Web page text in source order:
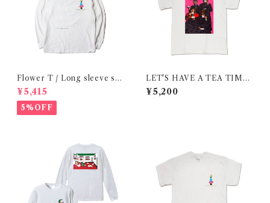
Flower T / Long sleeve shi
rt 在庫限りで終了
¥5,415
5%OFF
LET'S HAVE A TEA TIME!
/ レッツ・ティータイム！/ T-shir
t
¥5,200